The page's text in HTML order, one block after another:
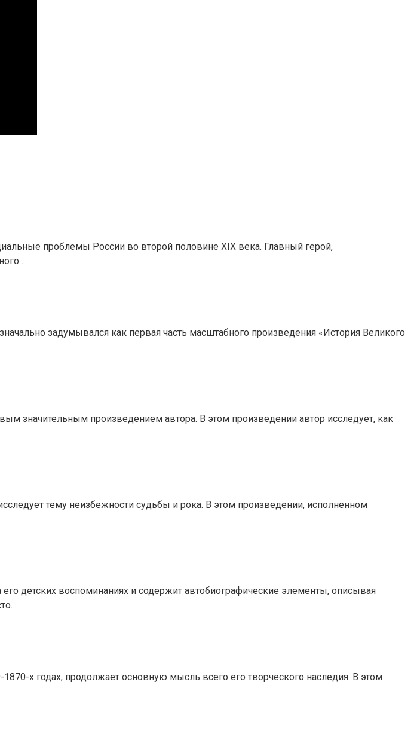
проблемы России во второй половине XIX века. Главный герой,
задумывался как первая часть масштабного произведения «История Великого
значительным произведением автора. В этом произведении автор исследует, как
тему неизбежности судьбы и рока. В этом произведении, исполненном
детских воспоминаниях и содержит автобиографические элементы, описывая
х годах, продолжает основную мысль всего его творческого наследия. В этом